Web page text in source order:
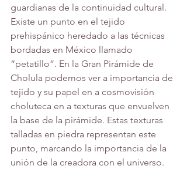
guardianas de la continuidad cultural.
Existe un punto en el tejido
prehispánico heredado a las técnicas
bordadas en México llamado
“petatillo”. En la Gran Pirámide de
Cholula podemos ver a importancia de
tejido y su papel en a cosmovisión
choluteca en a texturas que envuelven
la base de la pirámide. Estas texturas
talladas en piedra representan este
punto, marcando la importancia de la
unión de la creadora con el universo.